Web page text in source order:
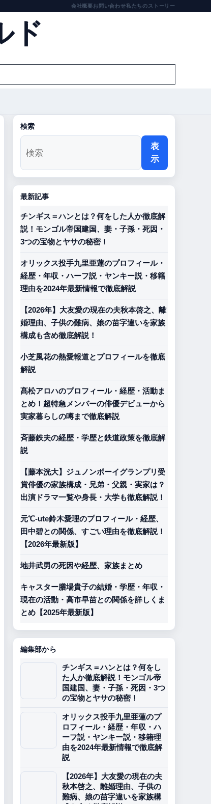
会社概要お問い合わせ私たちのストーリー
ド
検索
表
示
最新記事
チンギス＝ハンとは？何をした人か徹底解
説！モンゴル帝国建国、妻・子孫・死因・
3つの宝物とヤサの秘密！
オリックス投手九里亜蓮のプロフィール・
経歴・年収・ハーフ説・ヤンキー説・移籍
理由を2024年最新情報で徹底解説
【2026年】大友愛の現在の夫秋本啓之、離
婚理由、子供の難病、娘の苗字違いを家族
構成も含め徹底解説！
小芝風花の熱愛報道とプロフィールを徹底
解説
髙松アロハのプロフィール・経歴・活動ま
とめ！超特急メンバーの俳優デビューから
実家暮らしの噂まで徹底解説
斉藤鉄夫の経歴・学歴と鉄道政策を徹底解
説
【藤本洸大】ジュノンボーイグランプリ受
賞俳優の家族構成・兄弟・父親・実家は？
出演ドラマ一覧や身長・大学も徹底解説！
元℃-ute鈴木愛理のプロフィール・経歴、
田中碧との関係、すごい理由を徹底解説！
【2026年最新版】
地井武男の死因や経歴、家族まとめ
キャスター膳場貴子の結婚・学歴・年収・
現在の活動・高市早苗との関係を詳しくま
とめ【2025年最新版】
編集部から
チンギス＝ハンとは？何をし
た人か徹底解説！モンゴル帝
国建国、妻・子孫・死因・3つ
の宝物とヤサの秘密！
オリックス投手九里亜蓮のプ
ロフィール・経歴・年収・ハ
ーフ説・ヤンキー説・移籍理
由を2024年最新情報で徹底解
説
【2026年】大友愛の現在の夫
秋本啓之、離婚理由、子供の
難病、娘の苗字違いを家族構